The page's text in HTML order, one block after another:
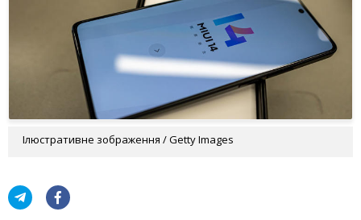
Ілюстративне зображення / Getty Images